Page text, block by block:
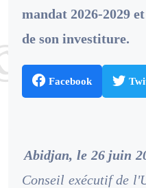
mandat 2026-2029
de son investiture.
Facebook
Abidjan, le 26 juin
Conseil exécutif de